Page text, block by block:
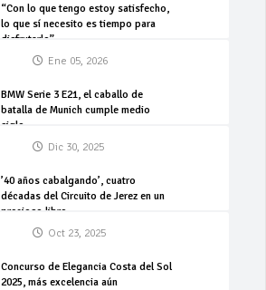
“Con lo que tengo estoy satisfecho,
lo que sí necesito es tiempo para
disfrutarlo”
Ene 05, 2026
BMW Serie 3 E21, el caballo de
batalla de Munich cumple medio
siglo
Dic 30, 2025
’40 años cabalgando’, cuatro
décadas del Circuito de Jerez en un
precioso libro
Oct 23, 2025
Concurso de Elegancia Costa del Sol
2025, más excelencia aún